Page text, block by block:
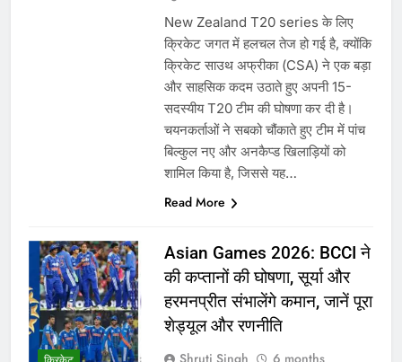
New Zealand T20 series के लिए
क्रिकेट जगत में हलचल तेज हो गई है, क्योंकि
क्रिकेट साउथ अफ्रीका (CSA) ने एक बड़ा
और साहसिक कदम उठाते हुए अपनी 15-
सदस्यीय T20 टीम की घोषणा कर दी है।
चयनकर्ताओं ने सबको चौंकाते हुए टीम में पांच
बिल्कुल नए और अनकैप्ड खिलाड़ियों को
शामिल किया है, जिससे यह…
Read More
Asian Games 2026: BCCI ने
की कप्तानों की घोषणा, सूर्या और
हरमनप्रीत संभालेंगे कमान, जानें पूरा
शेड्यूल और रणनीति